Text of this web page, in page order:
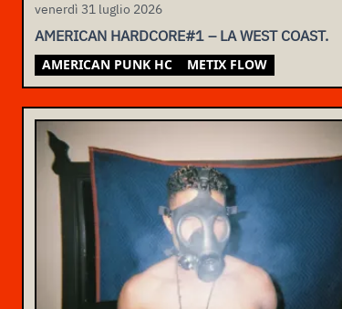
venerdì 31 luglio 2026
AMERICAN HARDCORE#1 – LA WEST COAST.
AMERICAN PUNK HC METIX FLOW